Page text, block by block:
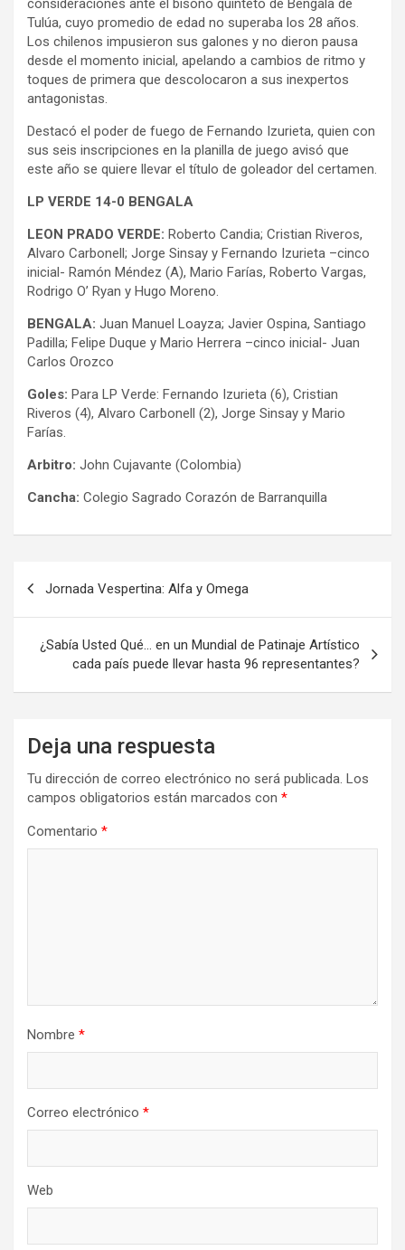
consideraciones ante el bisoño quinteto de Bengala de
Tulúa, cuyo promedio de edad no superaba los 28 años.
Los chilenos impusieron sus galones y no dieron pausa
desde el momento inicial, apelando a cambios de ritmo y
toques de primera que descolocaron a sus inexpertos
antagonistas.
Destacó el poder de fuego de Fernando Izurieta, quien con
sus seis inscripciones en la planilla de juego avisó que
este año se quiere llevar el título de goleador del certamen.
LP VERDE 14-0 BENGALA
LEON PRADO VERDE: Roberto Candia; Cristian Riveros,
Alvaro Carbonell; Jorge Sinsay y Fernando Izurieta –cinco
inicial- Ramón Méndez (A), Mario Farías, Roberto Vargas,
Rodrigo O’ Ryan y Hugo Moreno.
BENGALA: Juan Manuel Loayza; Javier Ospina, Santiago
Padilla; Felipe Duque y Mario Herrera –cinco inicial- Juan
Carlos Orozco
Goles: Para LP Verde: Fernando Izurieta (6), Cristian
Riveros (4), Alvaro Carbonell (2), Jorge Sinsay y Mario
Farías.
Arbitro: John Cujavante (Colombia)
Cancha: Colegio Sagrado Corazón de Barranquilla
Jornada Vespertina: Alfa y Omega
¿Sabía Usted Qué… en un Mundial de Patinaje Artístico
cada país puede llevar hasta 96 representantes?
Deja una respuesta
Tu dirección de correo electrónico no será publicada. Los
campos obligatorios están marcados con *
Comentario *
Nombre *
Correo electrónico *
Web